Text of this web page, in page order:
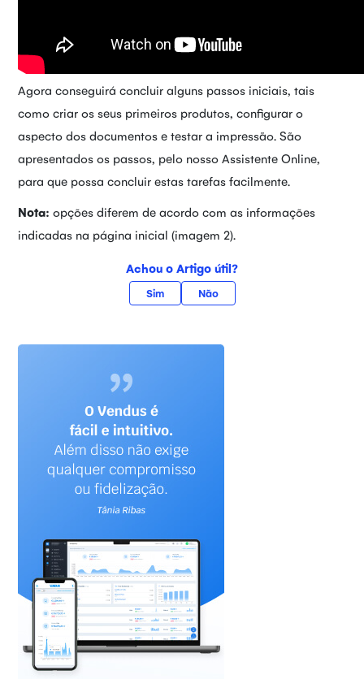
Agora conseguirá concluir alguns passos iniciais, tais
como criar os seus primeiros produtos, configurar o
aspecto dos documentos e testar a impressão. São
apresentados os passos, pelo nosso Assistente Online,
para que possa concluir estas tarefas facilmente.
Nota:opções diferem de acordo com as informações
indicadas na página inicial (imagem 2).
Achou o Artigo útil?
Sim Não